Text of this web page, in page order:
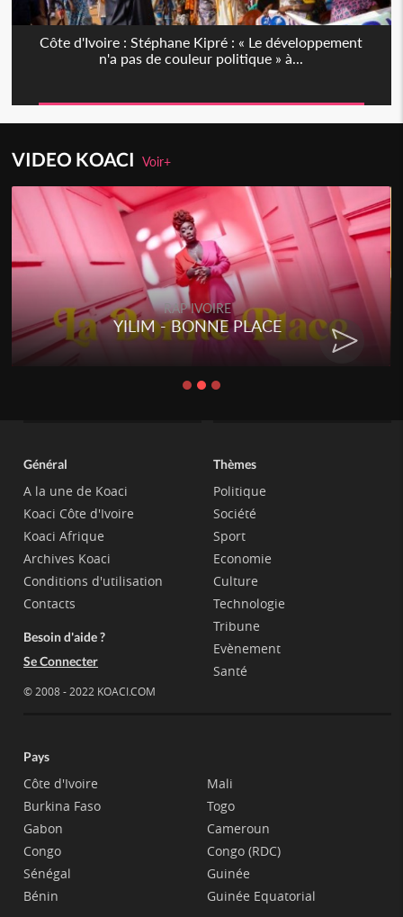
Côte d'Ivoire : Stéphane Kipré : « Le développement
n'a pas de couleur politique » à...
VIDEO KOACIVoir+
RAP IVOIRE
YILIM - BONNE PLACE
Général
A la une de Koaci
Koaci Côte d'Ivoire
Koaci Afrique
Archives Koaci
Conditions d'utilisation
Contacts
Besoin d'aide ?
Se Connecter
© 2008 - 2022 KOACI.COM
Thèmes
Politique
Société
Sport
Economie
Culture
Technologie
Tribune
Evènement
Santé
Pays
Côte d'Ivoire
Burkina Faso
Gabon
Congo
Sénégal
Bénin
Mali
Togo
Cameroun
Congo (RDC)
Guinée
Guinée Equatorial